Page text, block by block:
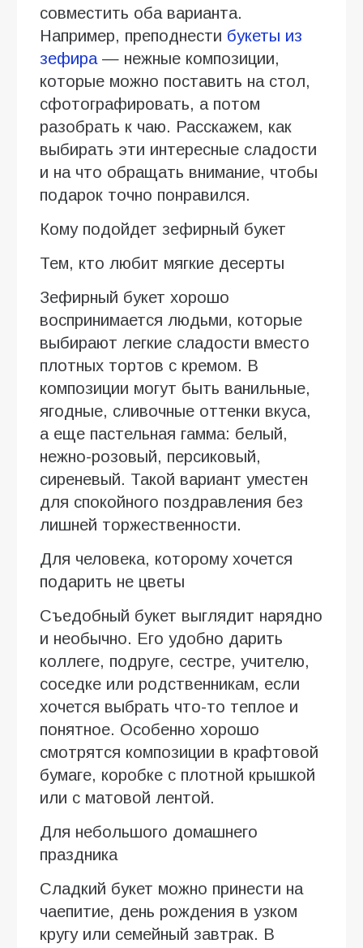
совместить оба варианта.
Например, преподнести букеты из
зефира— нежные композиции,
которые можно поставить на стол,
сфотографировать, а потом
разобрать к чаю. Расскажем, как
выбирать эти интересные сладости
и на что обращать внимание, чтобы
подарок точно понравился.
Кому подойдет зефирный букет
Тем, кто любит мягкие десерты
Зефирный букет хорошо
воспринимается людьми, которые
выбирают легкие сладости вместо
плотных тортов с кремом. В
композиции могут быть ванильные,
ягодные, сливочные оттенки вкуса,
а еще пастельная гамма: белый,
нежно-розовый, персиковый,
сиреневый. Такой вариант уместен
для спокойного поздравления без
лишней торжественности.
Для человека, которому хочется
подарить не цветы
Съедобный букет выглядит нарядно
и необычно. Его удобно дарить
коллеге, подруге, сестре, учителю,
соседке или родственникам, если
хочется выбрать что-то теплое и
понятное. Особенно хорошо
смотрятся композиции в крафтовой
бумаге, коробке с плотной крышкой
или с матовой лентой.
Для небольшого домашнего
праздника
Сладкий букет можно принести на
чаепитие, день рождения в узком
кругу или семейный завтрак. В